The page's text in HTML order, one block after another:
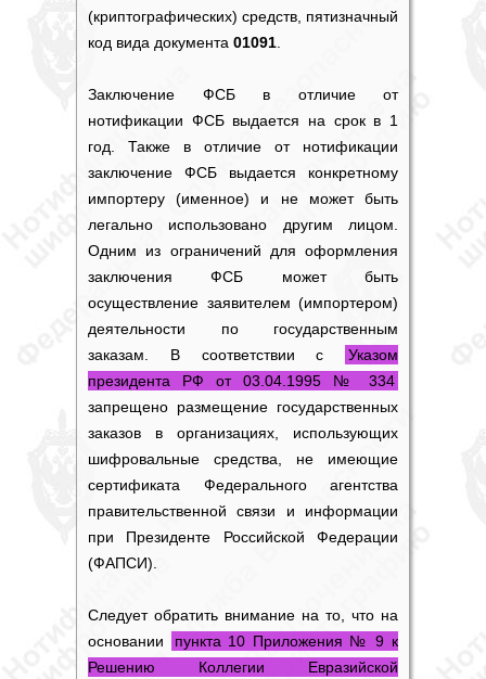
(криптографических) средств, пятизначный
код вида документа 01091
Заключение ФСБв отличие от
нотификации ФСБ выдается на срок в 1
год. Также в отличие от нотификации
заключение ФСБ выдается конкретному
импортеру (именное) и не может быть
легально использовано другим лицом.
Одним из ограничений для оформления
заключения ФСБ может быть
осуществление заявителем (импортером)
деятельности по государственным
заказам. В соответствии с
Указом
президента РФ от 03.04.1995 № 334
запрещено размещение государственных
заказов в организациях, использующих
шифровальные средства, не имеющие
сертификата Федерального агентства
правительственной связи и информации
при Президенте Российской Федерации
(ФАПСИ).
Следует обратить внимание на то, что на
основании
пункта 10 Приложения № 9 к
Решению Коллегии Евразийской